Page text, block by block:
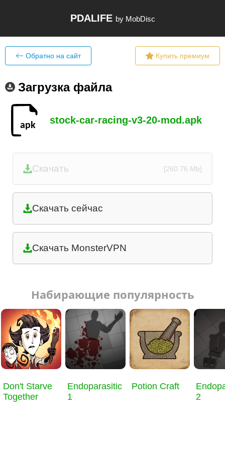
PDALIFE by MobDisc
Обратно на сайт Купить премиум
Загрузка файла
stock-car-racing-v3-20-mod.apk
Скачать [260.76 Mb]
Скачать сейчас
Скачать MonsterVPN
Набирающие популярность
Don't Starve
Together
Endoparasitic
1
Potion Craft
2